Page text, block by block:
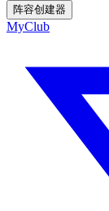
阵容创建器
MyClub